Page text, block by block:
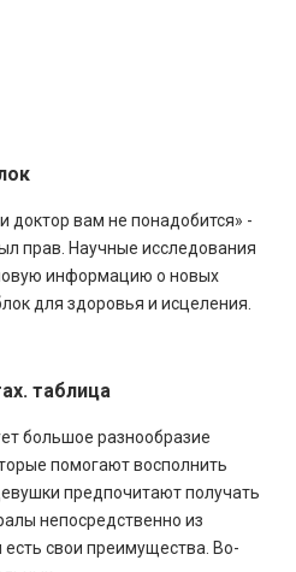
доктор вам не понадобится» -
прав. Научные исследования
информацию о новых
для здоровья и исцеления.
таблица
большое разнообразие
помогают восполнить
предпочитают получать
непосредственно из
есть свои преимущества. Во-